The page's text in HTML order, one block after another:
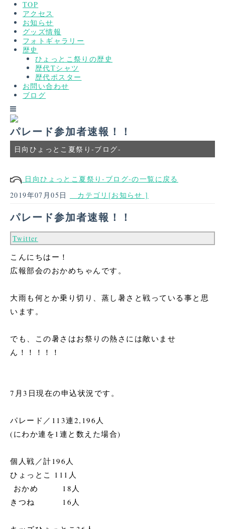
TOP
アクセス
お知らせ
グッズ情報
フォトギャラリー
歴史
ひょっとこ祭りの歴史
歴代Tシャツ
歴代ポスター
お問い合わせ
ブログ
パレード参加者速報！！
日向ひょっとこ夏祭り-ブログ-
日向ひょっとこ夏祭り-ブログ-の一覧に戻る
2019年07月05日
カテゴリ[お知らせ ]
パレード参加者速報！！
Twitter
こんにちはー！
広報部会のおかめちゃんです。
大雨も何とか乗り切り、蒸し暑さと戦っている事と思
います。
でも、この暑さはお祭りの熱さには敵いませ
ん！！！！！
7月3日現在の申込状況です。
パレード／113連2,196人
(にわか連を1連と数えた場合)
個人戦／計196人
ひょっとこ 111人
おかめ 18人
きつね 16人